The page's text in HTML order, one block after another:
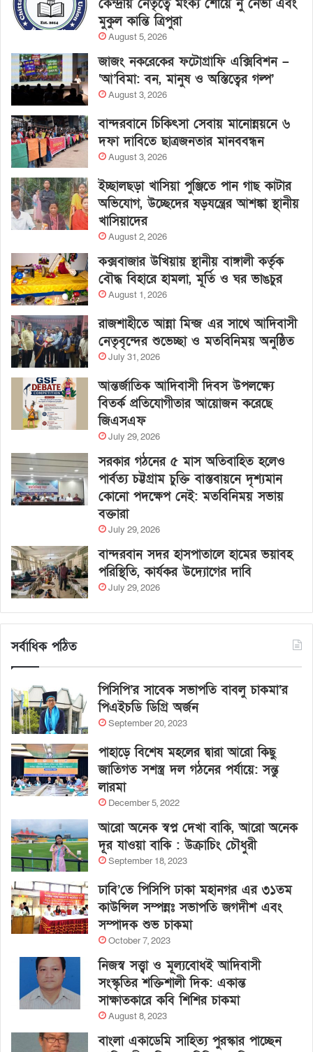
কেন্দ্রীয় নেতৃত্বে মংক্য শোয়ে নু নেভী এবং
মুকুল কান্তি ত্রিপুরা
August 5, 2026
জাজং নকরেকের ফটোগ্রাফি এক্সিবিশন –
‘আ’বিমা: বন, মানুষ ও অস্তিত্বের গল্প’
August 3, 2026
বান্দরবানে চিকিৎসা সেবায় মানোন্নয়নে ৬
দফা দাবিতে ছাত্রজনতার মানববন্ধন
August 3, 2026
ইচ্ছালছড়া খাসিয়া পুঞ্জিতে পান গাছ কাটার
অভিযোগ, উচ্ছেদের ষড়যন্ত্রের আশঙ্কা স্থানীয়
খাসিয়াদের
August 2, 2026
কক্সবাজার উখিয়ায় স্থানীয় বাঙ্গালী কর্তৃক
বৌদ্ধ বিহারে হামলা, মূর্তি ও ঘর ভাঙচুর
August 1, 2026
রাজশাহীতে আন্না মিন্জ এর সাথে আদিবাসী
নেতৃবৃন্দের শুভেচ্ছা ও মতবিনিময় অনুষ্ঠিত
July 31, 2026
আন্তর্জাতিক আদিবাসী দিবস উপলক্ষ্যে
বিতর্ক প্রতিযোগীতার আয়োজন করেছে
জিএসএফ
July 29, 2026
সরকার গঠনের ৫ মাস অতিবাহিত হলেও
পার্বত্য চট্টগ্রাম চুক্তি বাস্তবায়নে দৃশ্যমান
কোনো পদক্ষেপ নেই: মতবিনিময় সভায়
বক্তারা
July 29, 2026
বান্দরবান সদর হাসপাতালে হামের ভয়াবহ
পরিস্থিতি, কার্যকর উদ্যোগের দাবি
July 29, 2026
সর্বাধিক পঠিত
পিসিপি’র সাবেক সভাপতি বাবলু চাকমা’র
পিএইচডি ডিগ্রি অর্জন
September 20, 2023
পাহাড়ে বিশেষ মহলের দ্বারা আরো কিছু
জাতিগত সশস্ত্র দল গঠনের পর্যায়ে: সন্তু
লারমা
December 5, 2022
আরো অনেক স্বপ্ন দেখা বাকি, আরো অনেক
দূর যাওয়া বাকি : উক্রাচিং চৌধুরী
September 18, 2023
ঢাবি’তে পিসিপি ঢাকা মহানগর এর ৩১তম
কাউন্সিল সম্পন্নঃ সভাপতি জগদীশ এবং
সম্পাদক শুভ চাকমা
October 7, 2023
নিজস্ব সত্ত্বা ও মূল্যবোধই আদিবাসী
সংস্কৃতির শক্তিশালী দিক: একান্ত
সাক্ষাতকারে কবি শিশির চাকমা
August 8, 2023
বাংলা একাডেমি সাহিত্য পুরস্কার পাচ্ছেন